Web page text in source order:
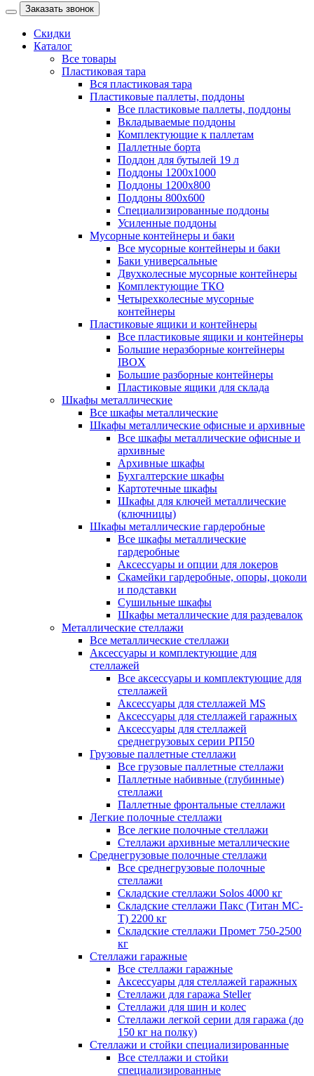
Заказать звонок
Скидки
Каталог
Все товары
Пластиковая тара
Вся пластиковая тара
Пластиковые паллеты, поддоны
Все пластиковые паллеты, поддоны
Вкладываемые поддоны
Комплектующие к паллетам
Паллетные борта
Поддон для бутылей 19 л
Поддоны 1200х1000
Поддоны 1200х800
Поддоны 800х600
Специализированные поддоны
Усиленные поддоны
Мусорные контейнеры и баки
Все мусорные контейнеры и баки
Баки универсальные
Двухколесные мусорные контейнеры
Комплектующие ТКО
Четырехколесные мусорные
контейнеры
Пластиковые ящики и контейнеры
Все пластиковые ящики и контейнеры
Большие неразборные контейнеры
IBOX
Большие разборные контейнеры
Пластиковые ящики для склада
Шкафы металлические
Все шкафы металлические
Шкафы металлические офисные и архивные
Все шкафы металлические офисные и
архивные
Архивные шкафы
Бухгалтерские шкафы
Картотечные шкафы
Шкафы для ключей металлические
(ключницы)
Шкафы металлические гардеробные
Все шкафы металлические
гардеробные
Аксессуары и опции для локеров
Скамейки гардеробные, опоры, цоколи
и подставки
Сушильные шкафы
Шкафы металлические для раздевалок
Металлические стеллажи
Все металлические стеллажи
Аксессуары и комплектующие для
стеллажей
Все аксессуары и комплектующие для
стеллажей
Аксессуары для стеллажей MS
Аксессуары для стеллажей гаражных
Аксессуары для стеллажей
среднегрузовых серии РП50
Грузовые паллетные стеллажи
Все грузовые паллетные стеллажи
Паллетные набивные (глубинные)
стеллажи
Паллетные фронтальные стеллажи
Легкие полочные стеллажи
Все легкие полочные стеллажи
Стеллажи архивные металлические
Среднегрузовые полочные стеллажи
Все среднегрузовые полочные
стеллажи
Складские стеллажи Solos 4000 кг
Складские стеллажи Пакс (Титан МС-
Т) 2200 кг
Складские стеллажи Промет 750-2500
кг
Стеллажи гаражные
Все стеллажи гаражные
Аксессуары для стеллажей гаражных
Стеллажи для гаража Steller
Стеллажи для шин и колес
Стеллажи легкой серии для гаража (до
150 кг на полку)
Стеллажи и стойки специализированные
Все стеллажи и стойки
специализированные